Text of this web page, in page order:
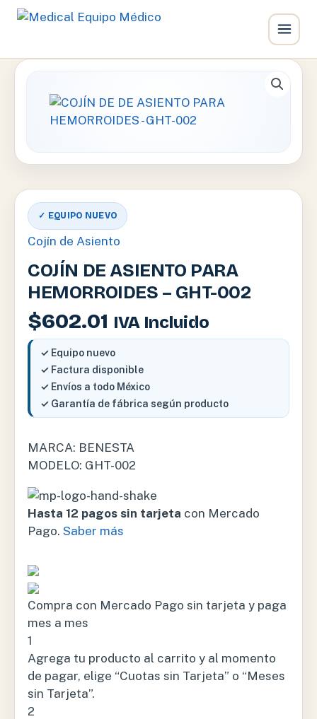
contenido
✓ EQUIPO NUEVO
Cojín de Asiento
COJÍN DE ASIENTO PARA
HEMORROIDES – GHT-002
$602.01 IVA Incluido
✓ Equipo nuevo
✓ Factura disponible
✓ Envíos a todo México
✓ Garantía de fábrica según producto
MARCA: BENESTA
MODELO: GHT-002
Hasta 12 pagos sin tarjeta con Mercado
Pago. Saber más
Compra con Mercado Pago sin tarjeta y paga
mes a mes
1
Agrega tu producto al carrito y al momento
de pagar, elige “Cuotas sin Tarjeta” o “Meses
sin Tarjeta”.
2